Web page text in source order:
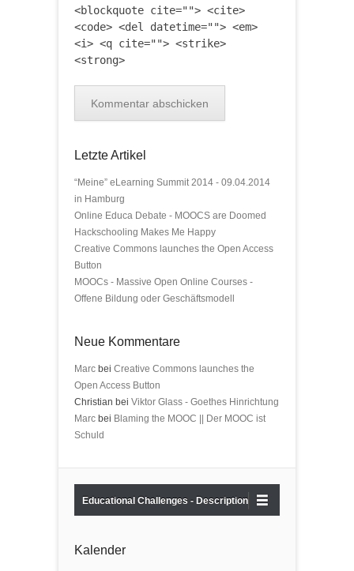
<blockquote cite=""> <cite>
<code> <del datetime=""> <em>
<i> <q cite=""> <strike>
<strong>
Letzte Artikel
“Meine” eLearning Summit 2014 - 09.04.2014
in Hamburg
Online Educa Debate - MOOCS are Doomed
Hackschooling Makes Me Happy
Creative Commons launches the Open Access
Button
MOOCs - Massive Open Online Courses -
Offene Bildung oder Geschäftsmodell
Neue Kommentare
Marc bei Creative Commons launches the
Open Access Button
Christian bei Viktor Glass - Goethes Hinrichtung
Marc bei Blaming the MOOC || Der MOOC ist
Schuld
Educational Challenges - Description
Kalender